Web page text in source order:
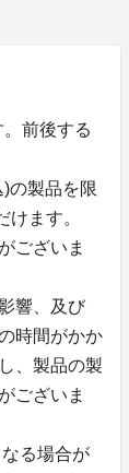
前後する
の製品を限
ます。
ございま
響、及び
時間がかか
、製品の製
ございま
る場合が